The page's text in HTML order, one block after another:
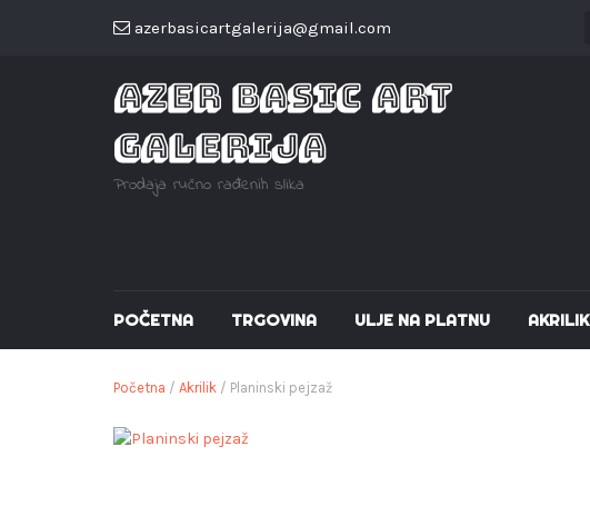
azerbasicartgalerija@gmail.com
AZER BASIC ART
GALERIJA
Prodaja ručno rađenih slika
POČETNA TRGOVINA ULJE NA PLATNU AKRILIK
Početna / Akrilik / Planinski pejzaž